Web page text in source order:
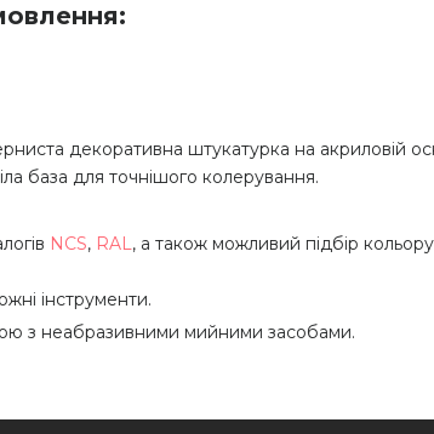
декоративна штукатурка на акриловій
база для точнішого колерування.
NCS, RAL, а також можливий підбір
інструменти.
з неабразивними мийними засобами.